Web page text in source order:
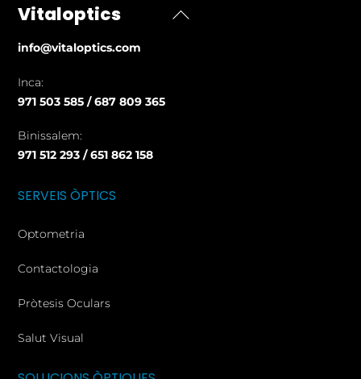
Back
Vitaloptics
info@vitaloptics.com
Inca:
971 503 585 / 687 809 365
Binissalem:
971 512 293 / 651 862 158
SERVEIS ÒPTICS
Optometria
Contactologia
Pròtesis Oculars
Salut Visual